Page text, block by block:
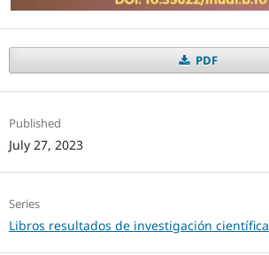
PDF
Published
July 27, 2023
Series
Libros resultados de investigación científica